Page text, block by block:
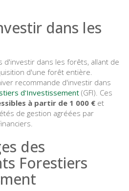
dans les
d'investir dans les forêts, allant de
d'une forêt entière.
recommande d'investir dans
d'Investissement (GFI). Ces
à partir de 1 000 € et
de gestion agréées par
des
Forestiers